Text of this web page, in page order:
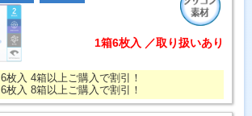
1箱6枚入 ／取り扱いあり
6枚入 4箱以上ご購入で割引！
6枚入 8箱以上ご購入で割引！